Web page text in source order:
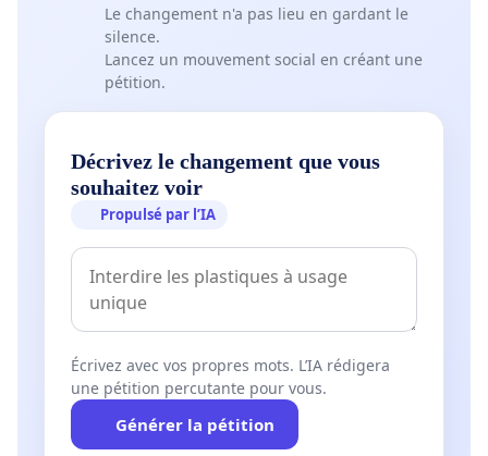
Le changement n'a pas lieu en gardant le
silence.
Lancez un mouvement social en créant une
pétition.
Décrivez le changement que vous
souhaitez voir
Propulsé par l’IA
Écrivez avec vos propres mots. L’IA rédigera
une pétition percutante pour vous.
Générer la pétition